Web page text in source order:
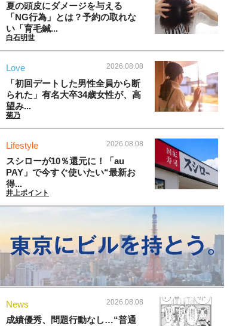
夏の頭皮にダメージを与える
「NG行為」とは？予約の取れな
い「育毛鍼...
白石明世
Love 2026.08.08
「初回デートした男性全員から断
られた」有名大卒34歳女性が、高
望み...
菊乃
Lifestyle 2026.08.08
スシローが10％還元に！「au
PAY」で今すぐ使いたい“最新お
得...
井上ポイント
News 2026.08.08
成績優秀、問題行動なし…“普通